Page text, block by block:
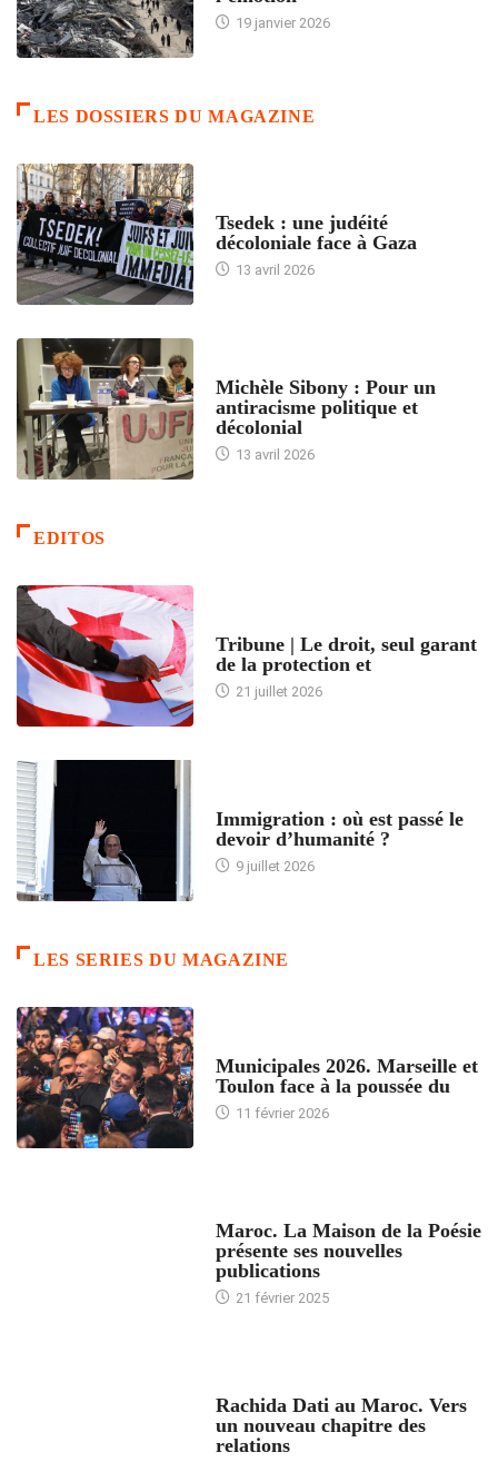
19 janvier 2026
LES DOSSIERS DU MAGAZINE
Tsedek : une judéité
décoloniale face à Gaza
13 avril 2026
Michèle Sibony : Pour un
antiracisme politique et
décolonial
13 avril 2026
EDITOS
Tribune | Le droit, seul garant
de la protection et
21 juillet 2026
Immigration : où est passé le
devoir d’humanité ?
9 juillet 2026
LES SERIES DU MAGAZINE
Municipales 2026. Marseille et
Toulon face à la poussée du
11 février 2026
Maroc. La Maison de la Poésie
présente ses nouvelles
publications
21 février 2025
Rachida Dati au Maroc. Vers
un nouveau chapitre des
relations